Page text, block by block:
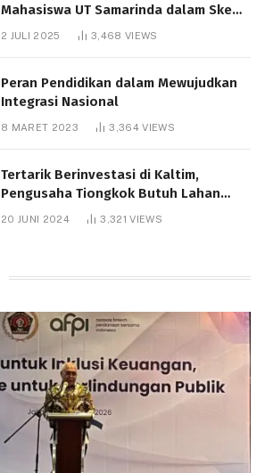
Mahasiswa UT Samarinda dalam Skema
Bantuan Pendidikan Gratispol
2 JULI 2025 3,468 VIEWS
Peran Pendidikan dalam Mewujudkan
Integrasi Nasional
8 MARET 2023 3,364VIEWS
Tertarik Berinvestasi di Kaltim,
Pengusaha Tiongkok Butuh Lahan
1.000 Hektare
20 JUNI 2024 3,321VIEWS